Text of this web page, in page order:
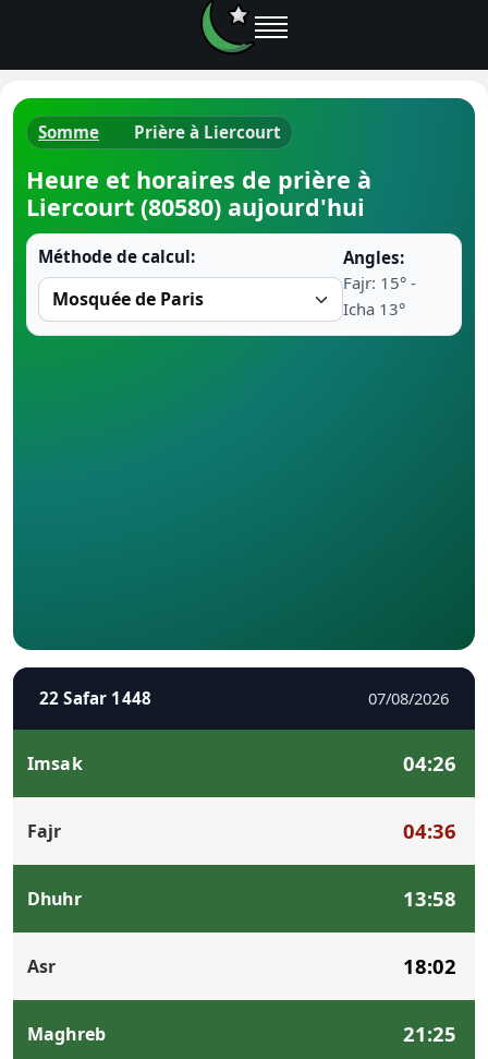
Ramadan
Somme Prière à Liercourt
Heure et horaires de prière à
Liercourt (80580) aujourd'hui
Méthode de calcul:
Angles:
Fajr: 15° -
Icha 13°
22 Safar 1448 07/08/2026
Imsak 04:26
Fajr 04:36
Dhuhr 13:58
Asr 18:02
Maghreb 21:25